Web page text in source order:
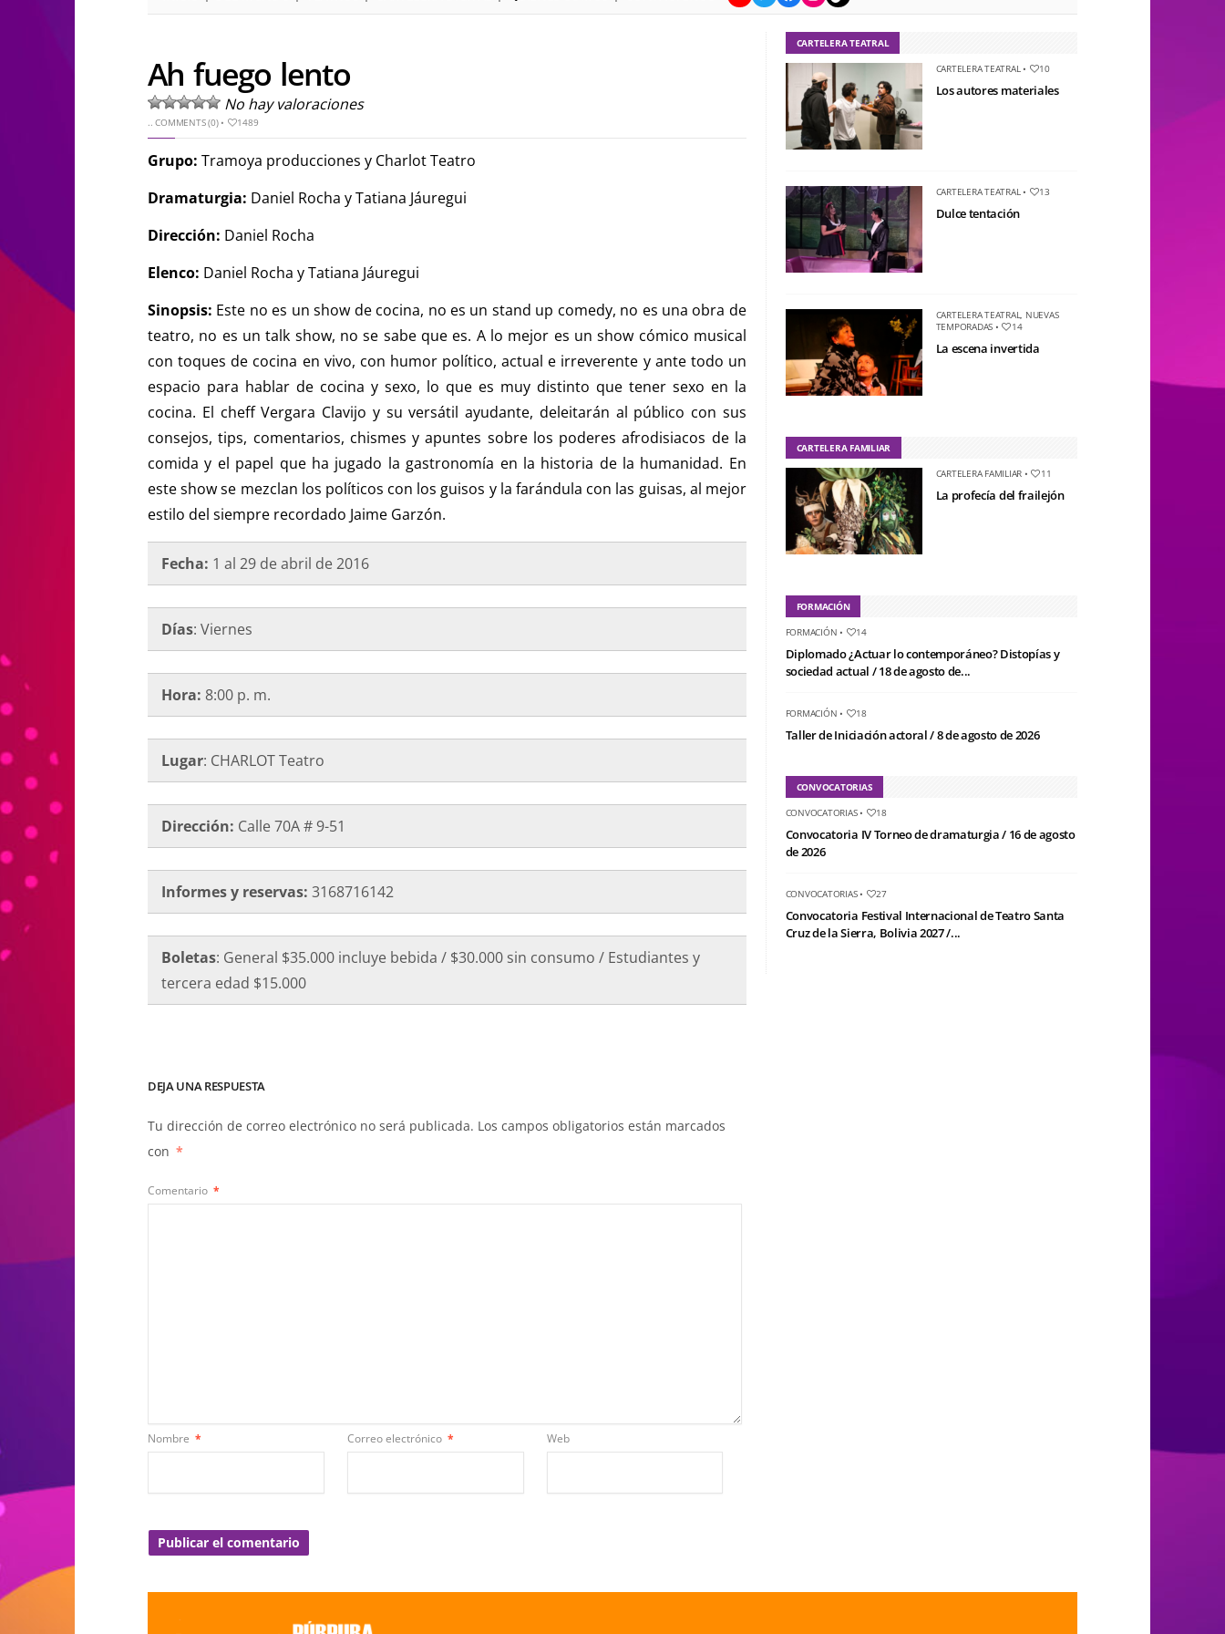
Ah fuego lento
No hay valoraciones
..COMMENTS (0)• 1489
Grupo: Tramoya producciones y Charlot Teatro
Dramaturgia: Daniel Rocha y Tatiana Jáuregui
Dirección: Daniel Rocha
Elenco: Daniel Rocha y Tatiana Jáuregui
Sinopsis: Este no es un show de cocina, no es un stand up comedy, no es una obra de
teatro, no es un talk show, no se sabe que es. A lo mejor es un show cómico musical
con toques de cocina en vivo, con humor político, actual e irreverente y ante todo un
espacio para hablar de cocina y sexo, lo que es muy distinto que tener sexo en la
cocina. El cheff Vergara Clavijo y su versátil ayudante, deleitarán al público con sus
consejos, tips, comentarios, chismes y apuntes sobre los poderes afrodisiacos de la
comida y el papel que ha jugado la gastronomía en la historia de la humanidad. En
este show se mezclan los políticos con los guisos y la farándula con las guisas, al mejor
estilo del siempre recordado Jaime Garzón.
Fecha: 1 al 29 de abril de 2016
Días: Viernes
Hora: 8:00 p. m.
Lugar: CHARLOT Teatro
Dirección: Calle 70A # 9-51
Informes y reservas: 3168716142
Boletas: General $35.000 incluye bebida / $30.000 sin consumo / Estudiantes y
tercera edad $15.000
DEJA UNA RESPUESTA
Tu dirección de correo electrónico no será publicada. Los campos obligatorios están marcados
con *
Comentario *
Nombre * Correo electrónico * Web
CARTELERA TEATRAL
CARTELERA TEATRAL• 10
Los autores materiales
CARTELERA TEATRAL• 13
Dulce tentación
CARTELERA TEATRAL, NUEVAS
TEMPORADAS • 14
La escena invertida
CARTELERA FAMILIAR
CARTELERA FAMILIAR • 11
La profecía del frailejón
FORMACIÓN
FORMACIÓN • 14
Diplomado ¿Actuar lo contemporáneo? Distopías y
sociedad actual / 18 de agosto de...
FORMACIÓN • 18
Taller de Iniciación actoral / 8 de agosto de 2026
CONVOCATORIAS
CONVOCATORIAS• 18
Convocatoria IV Torneo de dramaturgia / 16 de agosto
de 2026
CONVOCATORIAS• 27
Convocatoria Festival Internacional de Teatro Santa
Cruz de la Sierra, Bolivia 2027 /...